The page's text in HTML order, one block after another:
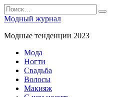
Перейти
к
содержанию
Search
for:
Модный журнал
Модные тенденции 2023
Мода
Ногти
Свадьба
Волосы
Макияж